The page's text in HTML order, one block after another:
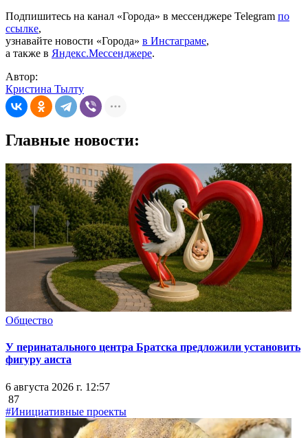
Подпишитесь на канал «Города» в мессенджере Telegram по
ссылке,
узнавайте новости «Города» в Инстаграме,
а также в Яндекс.Мессенджере.
Автор:
Кристина Тылту
Главные новости:
Общество
У перинатального центра Братска предложили установить
фигуру аиста
6 августа 2026 г. 12:57
87
#Инициативные проекты